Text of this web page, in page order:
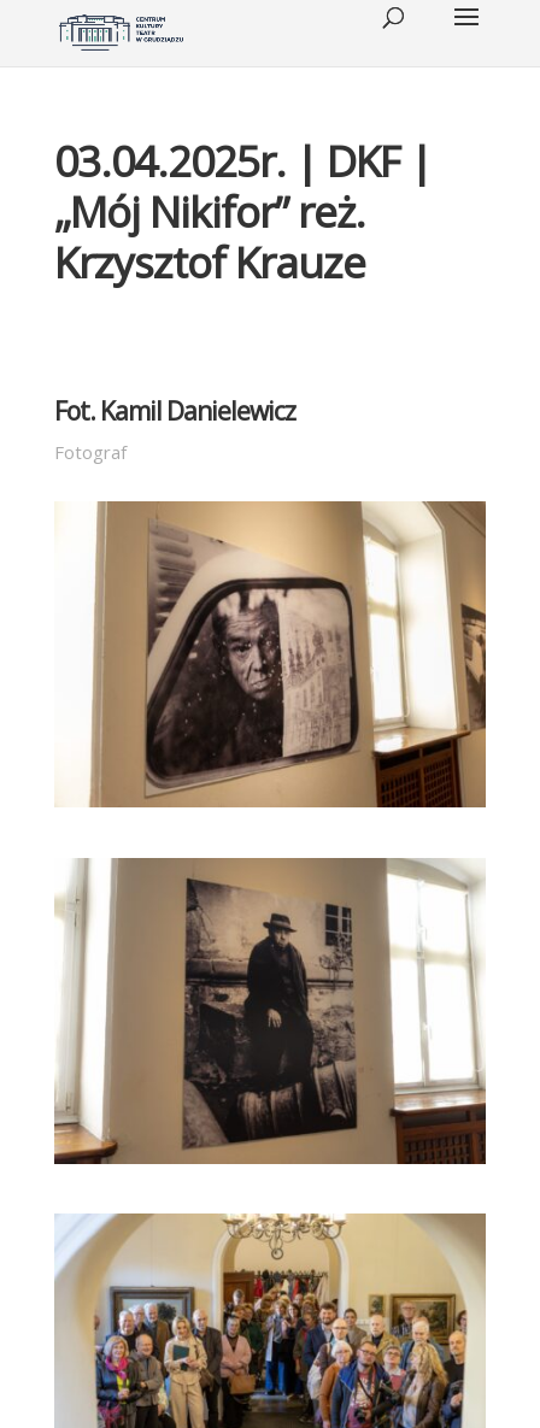
03.04.2025r. | DKF |
„Mój Nikifor” reż.
Krzysztof Krauze
Fot. Kamil Danielewicz
Fotograf